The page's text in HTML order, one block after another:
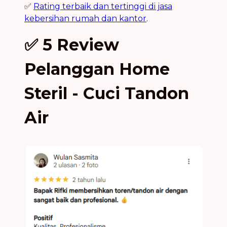
✅ Rating terbaik dan tertinggi di jasa
kebersihan rumah dan kantor.
✅ 5 Review
Pelanggan Home
Steril - Cuci Tandon
Air